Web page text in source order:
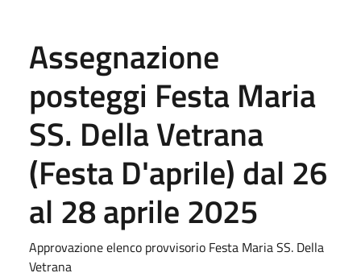
Assegnazione
posteggi Festa Maria
SS. Della Vetrana
(Festa D'aprile) dal 26
al 28 aprile 2025
Approvazione elenco provvisorio Festa Maria SS. Della
Vetrana